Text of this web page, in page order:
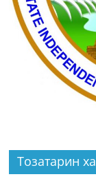
Тозатарин